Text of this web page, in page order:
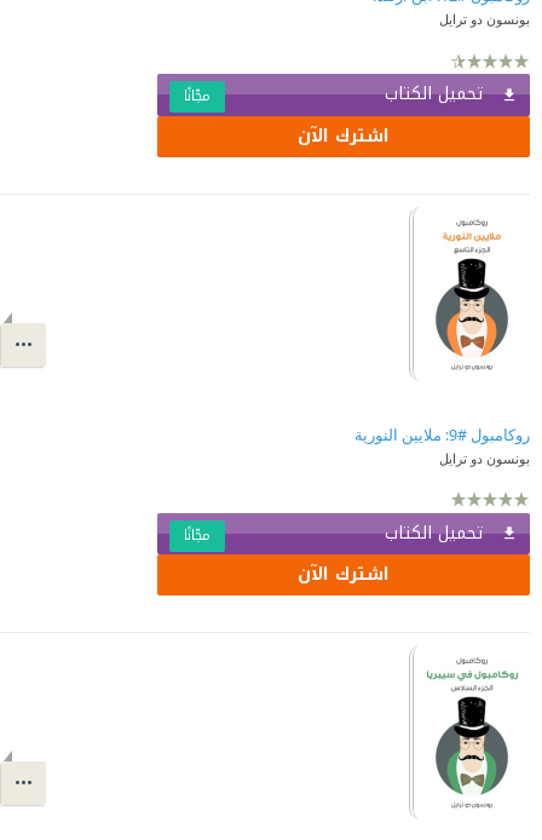
بونسون دو ترايل
تحميل الكتاب مجّانًا
اشترك الآن
روكامبول #9: ملايين النورية
بونسون دو ترايل
تحميل الكتاب مجّانًا
اشترك الآن